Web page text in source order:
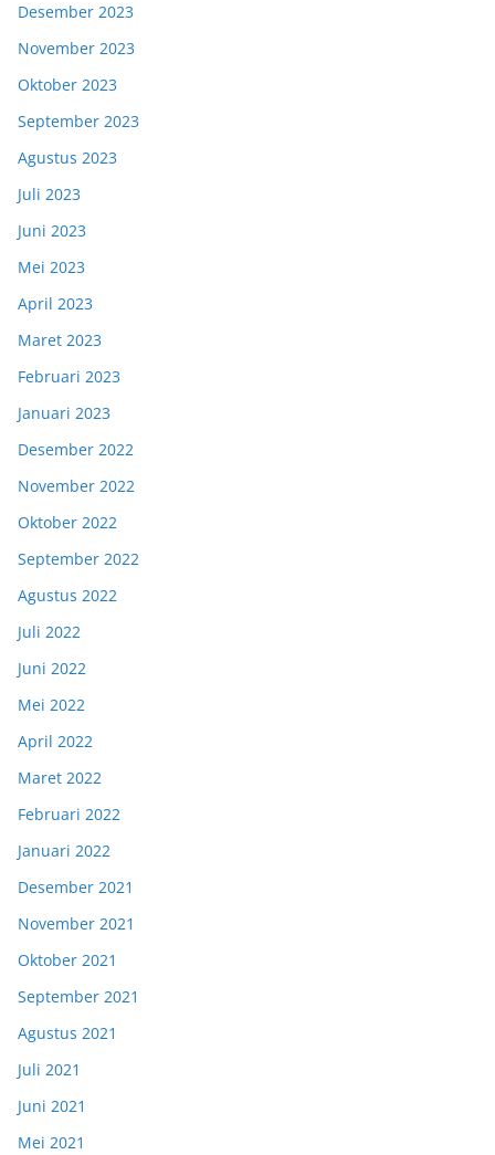
Desember 2023
November 2023
Oktober 2023
September 2023
Agustus 2023
Juli 2023
Juni 2023
Mei 2023
April 2023
Maret 2023
Februari 2023
Januari 2023
Desember 2022
November 2022
Oktober 2022
September 2022
Agustus 2022
Juli 2022
Juni 2022
Mei 2022
April 2022
Maret 2022
Februari 2022
Januari 2022
Desember 2021
November 2021
Oktober 2021
September 2021
Agustus 2021
Juli 2021
Juni 2021
Mei 2021